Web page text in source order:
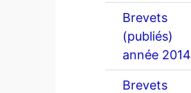
Brevets
(publiés)
année 2014
Brevets